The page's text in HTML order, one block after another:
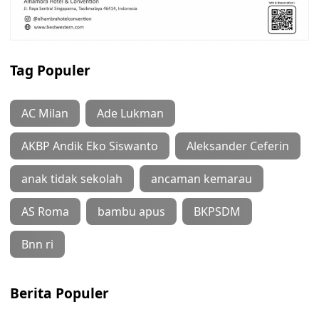
Tag Populer
AC Milan Ade Lukman
AKBP Andik Eko Siswanto Aleksander Ceferin
anak tidak sekolah ancaman kemarau
AS Roma bambu apus BKPSDM
Bnn ri
Berita Populer